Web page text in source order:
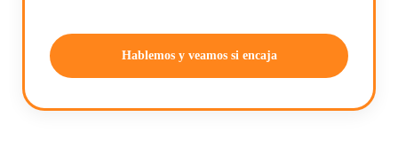
Hablemos y veamos si encaja